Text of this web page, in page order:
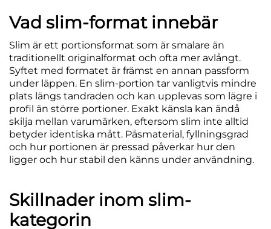
Vad slim-format innebär
Slim är ett portionsformat som är smalare än
traditionellt originalformat och ofta mer avlångt.
Syftet med formatet är främst en annan passform
under läppen. En slim-portion tar vanligtvis mindre
plats längs tandraden och kan upplevas som lägre i
profil än större portioner. Exakt känsla kan ändå
skilja mellan varumärken, eftersom slim inte alltid
betyder identiska mått. Påsmaterial, fyllningsgrad
och hur portionen är pressad påverkar hur den
ligger och hur stabil den känns under användning.
Skillnader inom slim-
kategorin